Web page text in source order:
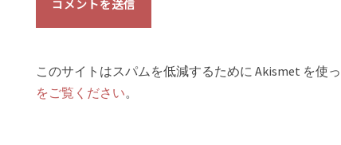
このサイトはスパムを低減するために Akismet を使っ
をご覧ください。